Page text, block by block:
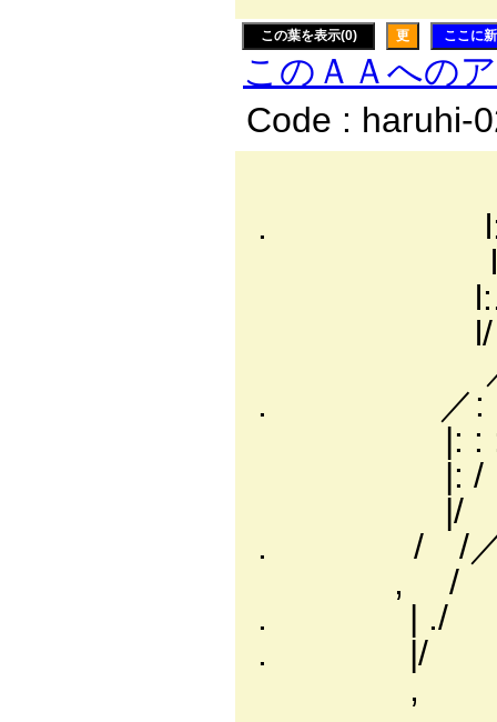
この葉を表示(0) 更 ここに
このＡＡへの
Code : haruhi-
.
l:.:イ
l/ l:.:...-､
／: : :
. ／: : : :
|: : : : :
|: /
|/ /: :
. / /
, /
. | ./
. |/ / /
, /: : :